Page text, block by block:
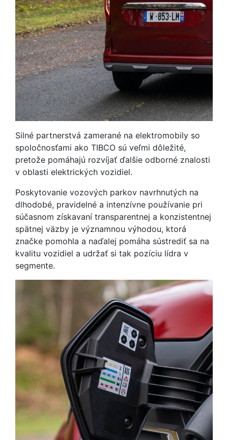
Silné partnerstvá zamerané na elektromobily so
spoločnosťami ako TIBCO sú veľmi dôležité,
pretože pomáhajú rozvíjať ďalšie odborné znalosti
v oblasti elektrických vozidiel.
Poskytovanie vozových parkov navrhnutých na
dlhodobé, pravidelné a intenzívne používanie pri
súčasnom získavaní transparentnej a konzistentnej
spätnej väzby je významnou výhodou, ktorá
značke pomohla a naďalej pomáha sústrediť sa na
kvalitu vozidiel a udržať si tak pozíciu lídra v
segmente.